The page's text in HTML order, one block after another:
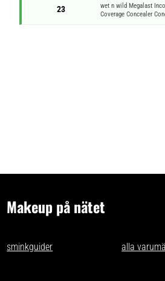
23
wet n wild Megalast
Coverage Concealer
Makeup på nätet
sminkguider och listar nästanalla